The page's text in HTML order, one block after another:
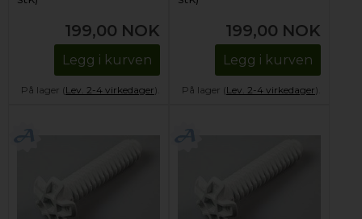
199,00 NOK
Legg i kurven
På lager (Lev. 2-4 virkedager).
199,00 NOK
Legg i kurven
På lager (Lev. 2-4 virkedager).